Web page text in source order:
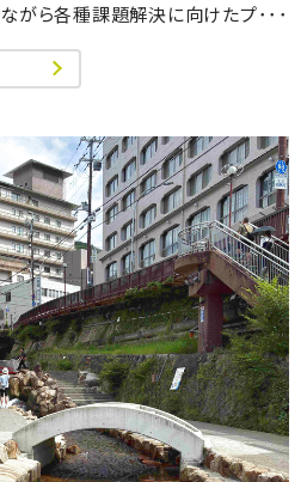
がら各種課題解決に向けたプ･･･